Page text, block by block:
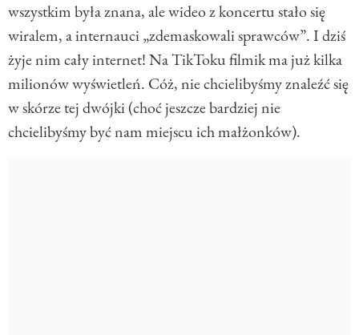
wszystkim była znana, ale wideo z koncertu stało się
wiralem, a internauci „zdemaskowali sprawców”. I dziś
żyje nim cały internet! Na TikToku filmik ma już kilka
milionów wyświetleń. Cóż, nie chcielibyśmy znaleźć się
w skórze tej dwójki (choć jeszcze bardziej nie
chcielibyśmy być nam miejscu ich małżonków).